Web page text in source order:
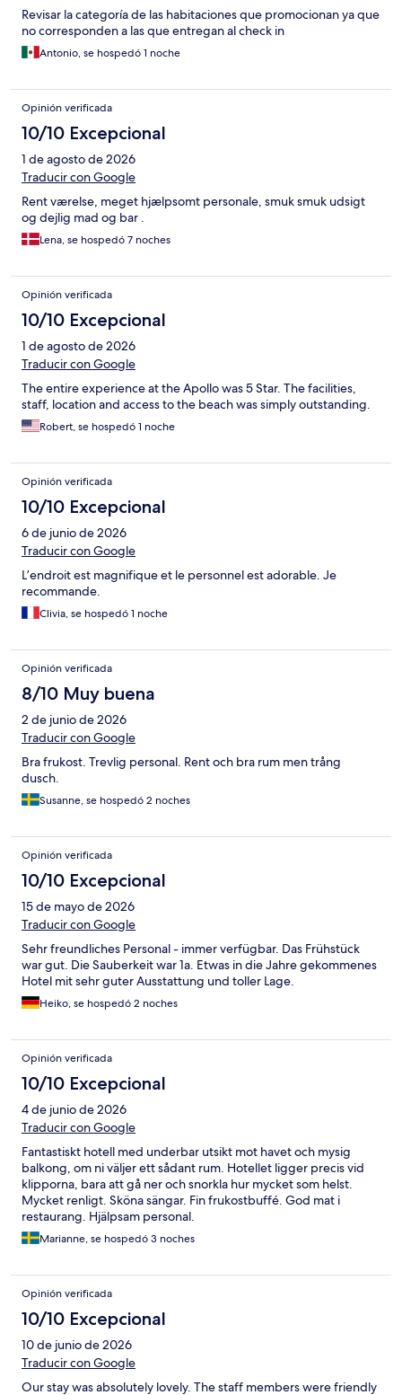
Revisar la categoría de las habitaciones que promocionan ya que
no corresponden a las que entregan al check in
Antonio, se hospedó 1 noche
Opinión verificada
10/10 Excepcional
1 de agosto de 2026
Traducir con Google
Rent værelse, meget hjælpsomt personale, smuk smuk udsigt
og dejlig mad og bar .
Lena, se hospedó 7 noches
Opinión verificada
10/10 Excepcional
1 de agosto de 2026
Traducir con Google
The entire experience at the Apollo was 5 Star. The facilities,
staff, location and access to the beach was simply outstanding.
Robert, se hospedó 1 noche
Opinión verificada
10/10 Excepcional
6 de junio de 2026
Traducir con Google
L’endroit est magnifique et le personnel est adorable. Je
recommande.
Clivia, se hospedó 1 noche
Opinión verificada
8/10 Muy buena
2 de junio de 2026
Traducir con Google
Bra frukost. Trevlig personal. Rent och bra rum men trång
dusch.
Susanne, se hospedó 2 noches
Opinión verificada
10/10 Excepcional
15 de mayo de 2026
Traducir con Google
Sehr freundliches Personal - immer verfügbar. Das Frühstück
war gut. Die Sauberkeit war 1a. Etwas in die Jahre gekommenes
Hotel mit sehr guter Ausstattung und toller Lage.
Heiko, se hospedó 2 noches
Opinión verificada
10/10 Excepcional
4 de junio de 2026
Traducir con Google
Fantastiskt hotell med underbar utsikt mot havet och mysig
balkong, om ni väljer ett sådant rum. Hotellet ligger precis vid
klipporna, bara att gå ner och snorkla hur mycket som helst.
Mycket renligt. Sköna sängar. Fin frukostbuffé. God mat i
restaurang. Hjälpsam personal.
Marianne, se hospedó 3 noches
Opinión verificada
10/10 Excepcional
10 de junio de 2026
Traducir con Google
Our stay was absolutely lovely. The staff members were friendly